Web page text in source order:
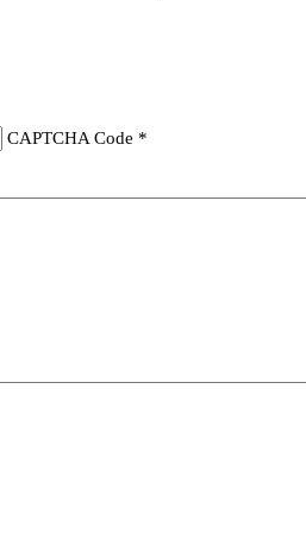
CAPTCHA Code *